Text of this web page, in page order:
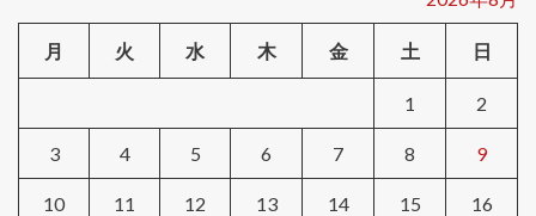
月 火 水 木 金 土 日
1 2
3 4 5 6 7 8 9
10 11 12 13 14 15 16